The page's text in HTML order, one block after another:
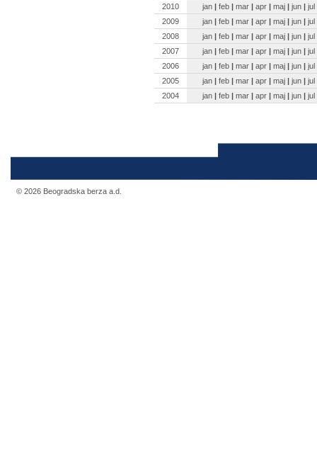
2010
jan | feb | mar | apr | maj | jun | jul
2009
jan | feb | mar | apr | maj | jun | jul
2008
jan | feb | mar | apr | maj | jun | jul
2007
jan | feb | mar | apr | maj | jun | jul
2006
jan | feb | mar | apr | maj | jun | jul
2005
jan | feb | mar | apr | maj | jun | jul
2004
jan | feb | mar | apr | maj | jun | jul
© 2026 Beogradska berza a.d.